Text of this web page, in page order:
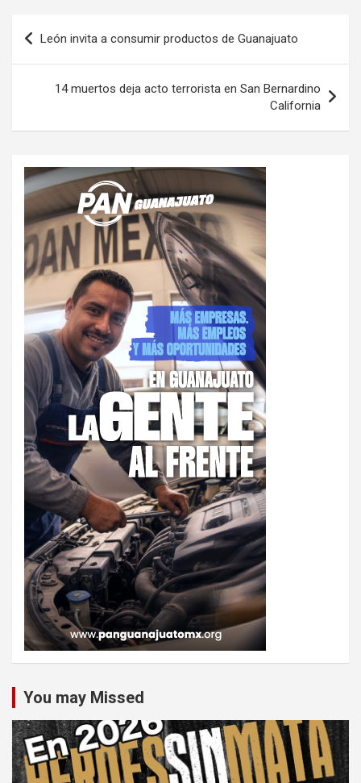
Navegación
de
entradas
León invita a consumir productos de Guanajuato
14 muertos deja acto terrorista en San Bernardino
California
You may Missed